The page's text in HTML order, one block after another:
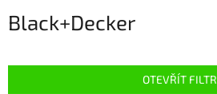
Black+Decker
OTEVŘÍT FILTR